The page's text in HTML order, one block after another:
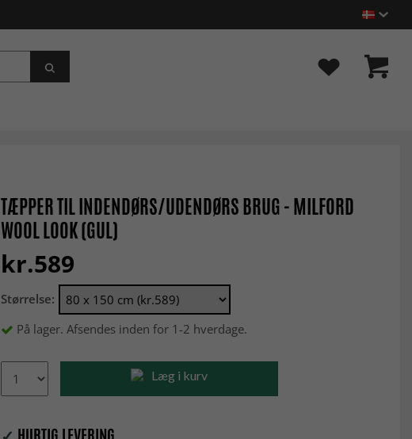
TÆPPER TIL INDENDØRS/UDENDØRS BRUG - MILFORD
WOOL LOOK (GUL)
kr.589
Størrelse:
På lager. Afsendes inden for 1-2 hverdage.
Læg i kurv